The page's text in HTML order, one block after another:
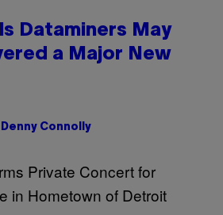
Dataminers May
a Major New
Denny Connolly